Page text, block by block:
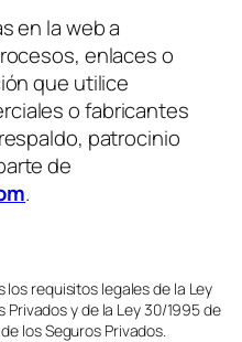
en la web a
enlaces o
que utilice
o fabricantes
patrocinio
de
.
requisitos legales de la Ley
y de la Ley 30/1995 de
los Seguros Privados.